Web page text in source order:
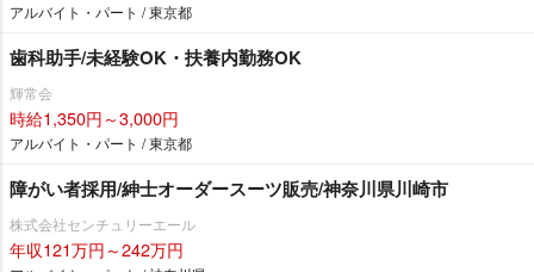
アルバイト・パート / 東京都
歯科助手/未経験OK・扶養内勤務OK
輝常会
時給1,350円～3,000円
アルバイト・パート / 東京都
障がい者採用/紳士オーダースーツ販売/神奈川県川崎市
株式会社センチュリーエール
年収121万円～242万円